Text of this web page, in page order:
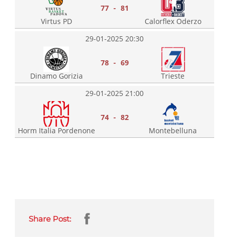
Virtus PD
77 - 81
Calorflex Oderzo
29-01-2025 20:30
Dinamo Gorizia
78 - 69
Trieste
29-01-2025 21:00
Horm Italia Pordenone
74 - 82
Montebelluna
Share Post: